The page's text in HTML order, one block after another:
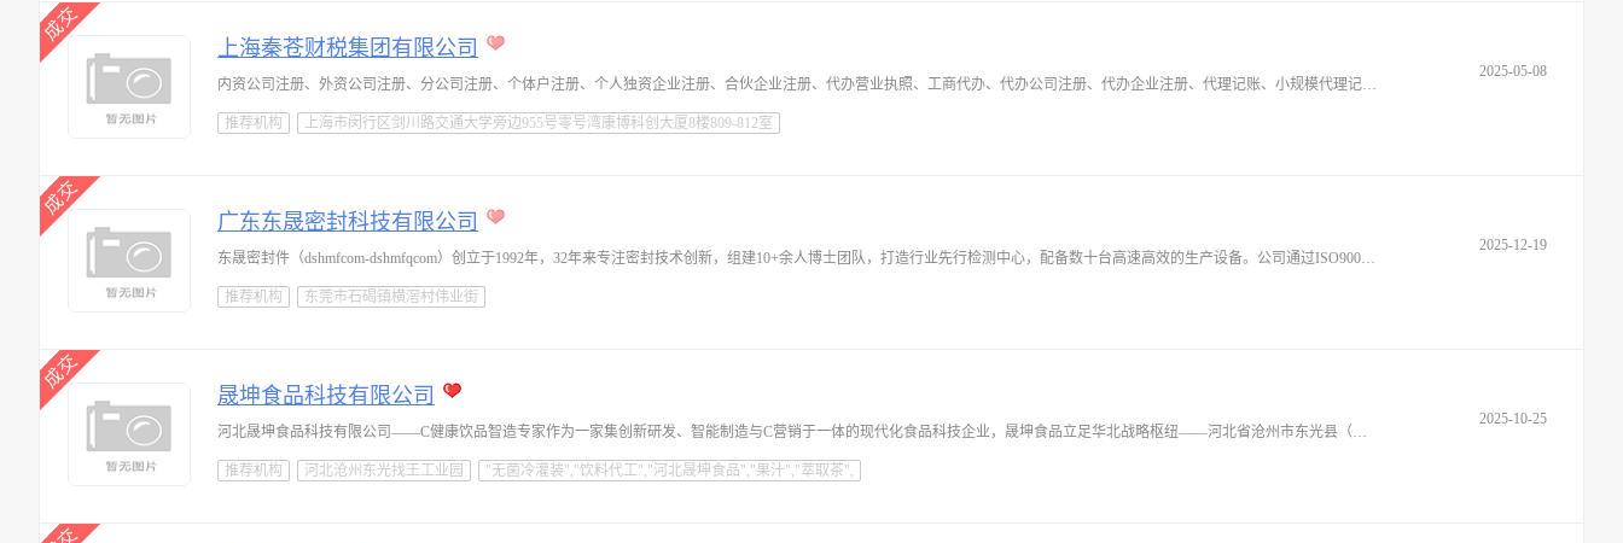
2025-05-08
上海秦苍财税集团有限公司
内资公司注册、外资公司注册、分公司注册、个体户注册、个人独资企业注册、合伙企业注册、代办营业执照、工商代办、代办公司注册、代办企业注册、代理记账、小规模代理记账、一般纳税人代理记账、记账报税、代账记账、代账公司、税务咨询
推荐机构 上海市闵行区剑川路交通大学旁边955号零号湾康博科创大厦8楼809-812室
2025-12-19
广东东晟密封科技有限公司
东晟密封件（dshmfcom-dshmfqcom）创立于1992年，32年来专注密封技术创新，组建10+余人博士团队，打造行业先行检测中心，配备数十台高速高效的生产设备。公司通过ISO9001、IATF等认证，拥有10+余项国家专俐，研发235种+材料配方、1725种+选型方案，库存产品
推荐机构 东莞市石碣镇横滘村伟业街
2025-10-25
晟坤食品科技有限公司
河北晟坤食品科技有限公司——C健康饮品智造专家作为一家集创新研发、智能制造与C营销于一体的现代化食品科技企业，晟坤食品立足华北战略枢纽——河北省沧州市东光县（京台高速核心辐射区），打造占地7万㎡的数字化生态园区，总投资规模达2.5亿元。
推荐机构 河北沧州东光找王工业园 "无菌冷灌装","饮料代工","河北晟坤食品","果汁","萃取茶",